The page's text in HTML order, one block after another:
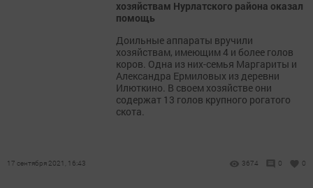
хозяйствам Нурлатского района оказал
помощь
Доильные аппараты вручили
хозяйствам, имеющим 4 и более голов
коров. Одна из них-семья Маргариты и
Александра Ермиловых из деревни
Илюткино. В своем хозяйстве они
содержат 13 голов крупного рогатого
скота.
17 сентября 2021, 16:43 3674 0 0